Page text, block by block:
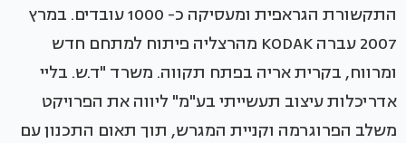
התקשורת הגראפית ומעסיקה כ- 1000 עובדים. במרץ
2007 עברה KODAK מהרצליה פיתוח למתחם חדש
ומרווח, בקרית אריה בפתח תקווה. משרד "ד.ש. בליי
אדריכלות עיצוב תעשייתי בע"מ" ליווה את הפרויקט
משלב הפרוגרמה וקניית המגרש, תוך תאום התכנון עם